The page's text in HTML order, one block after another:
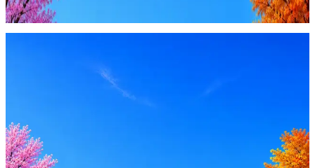
Жмите Пожаловаться
Стратегия поиска с AI: рынки, позиции, вилка, каналы